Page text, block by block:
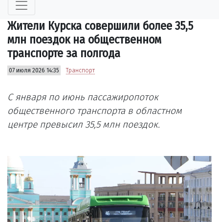
Жители Курска совершили более 35,5
млн поездок на общественном
транспорте за полгода
07 июля 2026 14:35 Транспорт
С января по июнь пассажиропоток
общественного транспорта в областном
центре превысил 35,5 млн поездок.